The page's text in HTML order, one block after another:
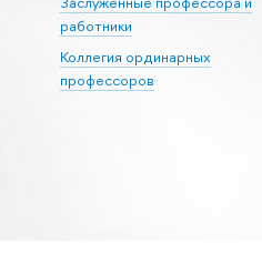
работники
Коллегия ординарных
профессоров